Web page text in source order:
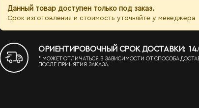
Данный товар доступен только под заказ.
Срок изготовления и стоимость уточняйте у менеджера
ОРИЕНТИРОВОЧНЫЙ СРОК ДОСТАВКИ:
* МОЖЕТ ОТЛИЧАТЬСЯ В ЗАВИСИМОСТИ ОТ СПОСОБА
ПОСЛЕ ПРИНЯТИЯ ЗАКАЗА.